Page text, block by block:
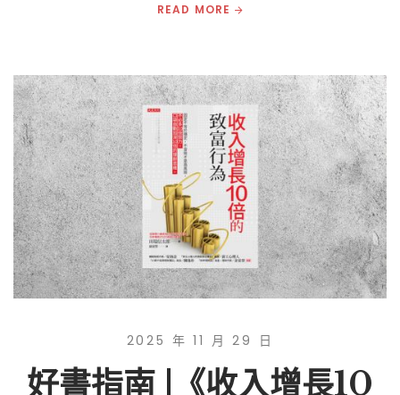
READ MORE
2025 年 11 月 29 日
好書指南 |《收入增長10